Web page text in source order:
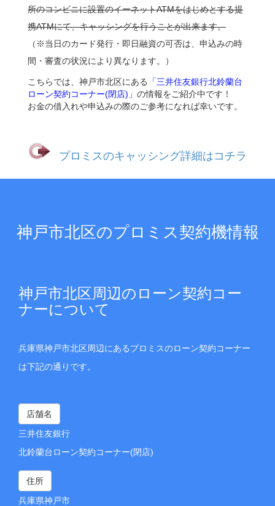
所のコンビニに設置のイーネットATMをはじめとする提
携ATMにて、キャッシングを行うことが出来ます。
（※当日のカード発行・即日融資の可否は、申込みの時
間・審査の状況により異なります。）
こちらでは、神戸市北区にある
「三井住友銀行北鈴蘭台
ローン契約コーナー(閉店)」 の情報をご紹介中です！
お金の借入れや申込みの際のご参考になれば幸いです。
プロミスのキャッシング詳細はコチラ
神戸市北区のプロミス契約機情報
神戸市北区周辺のローン契約コー
ナーについて
兵庫県神戸市北区周辺にあるプロミスのローン契約コーナー
は下記の通りです。
店舗名
三井住友銀行
北鈴蘭台ローン契約コーナー(閉店)
住所
兵庫県神戸市